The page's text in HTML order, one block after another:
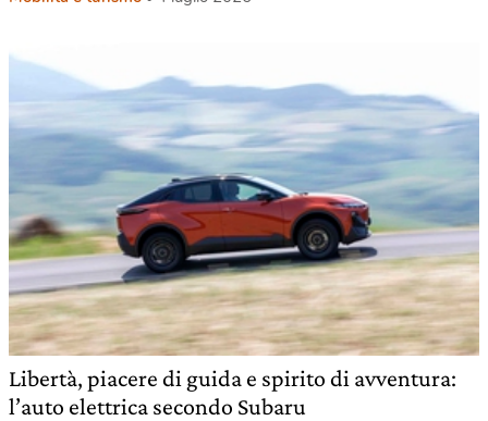
Libertà, piacere di guida e spirito di avventura:
l’auto elettrica secondo Subaru